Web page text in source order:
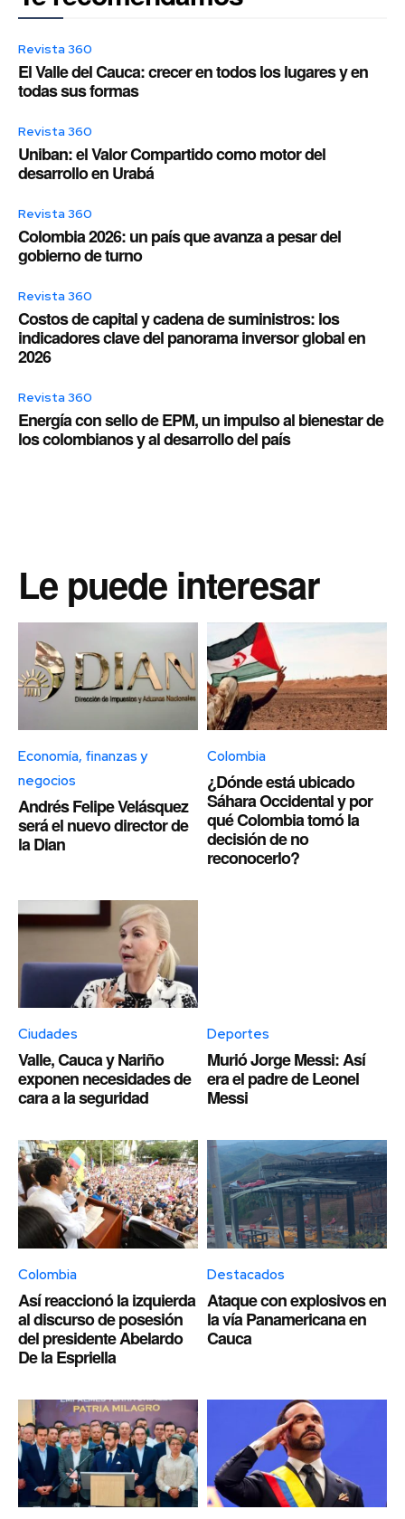
Revista 360
El Valle del Cauca: crecer en todos los lugares y en
todas sus formas
Revista 360
Uniban: el Valor Compartido como motor del
desarrollo en Urabá
Revista 360
Colombia 2026: un país que avanza a pesar del
gobierno de turno
Revista 360
Costos de capital y cadena de suministros: los
indicadores clave del panorama inversor global en
2026
Revista 360
Energía con sello de EPM, un impulso al bienestar de
los colombianos y al desarrollo del país
Le puede interesar
Economía, finanzas y
negocios
Andrés Felipe Velásquez
será el nuevo director de
la Dian
Colombia
¿Dónde está ubicado
Sáhara Occidental y por
qué Colombia tomó la
decisión de no
reconocerlo?
Ciudades
Valle, Cauca y Nariño
exponen necesidades de
cara a la seguridad
Deportes
Murió Jorge Messi: Así
era el padre de Leonel
Messi
Colombia
Así reaccionó la izquierda
al discurso de posesión
del presidente Abelardo
De la Espriella
Destacados
Ataque con explosivos en
la vía Panamericana en
Cauca